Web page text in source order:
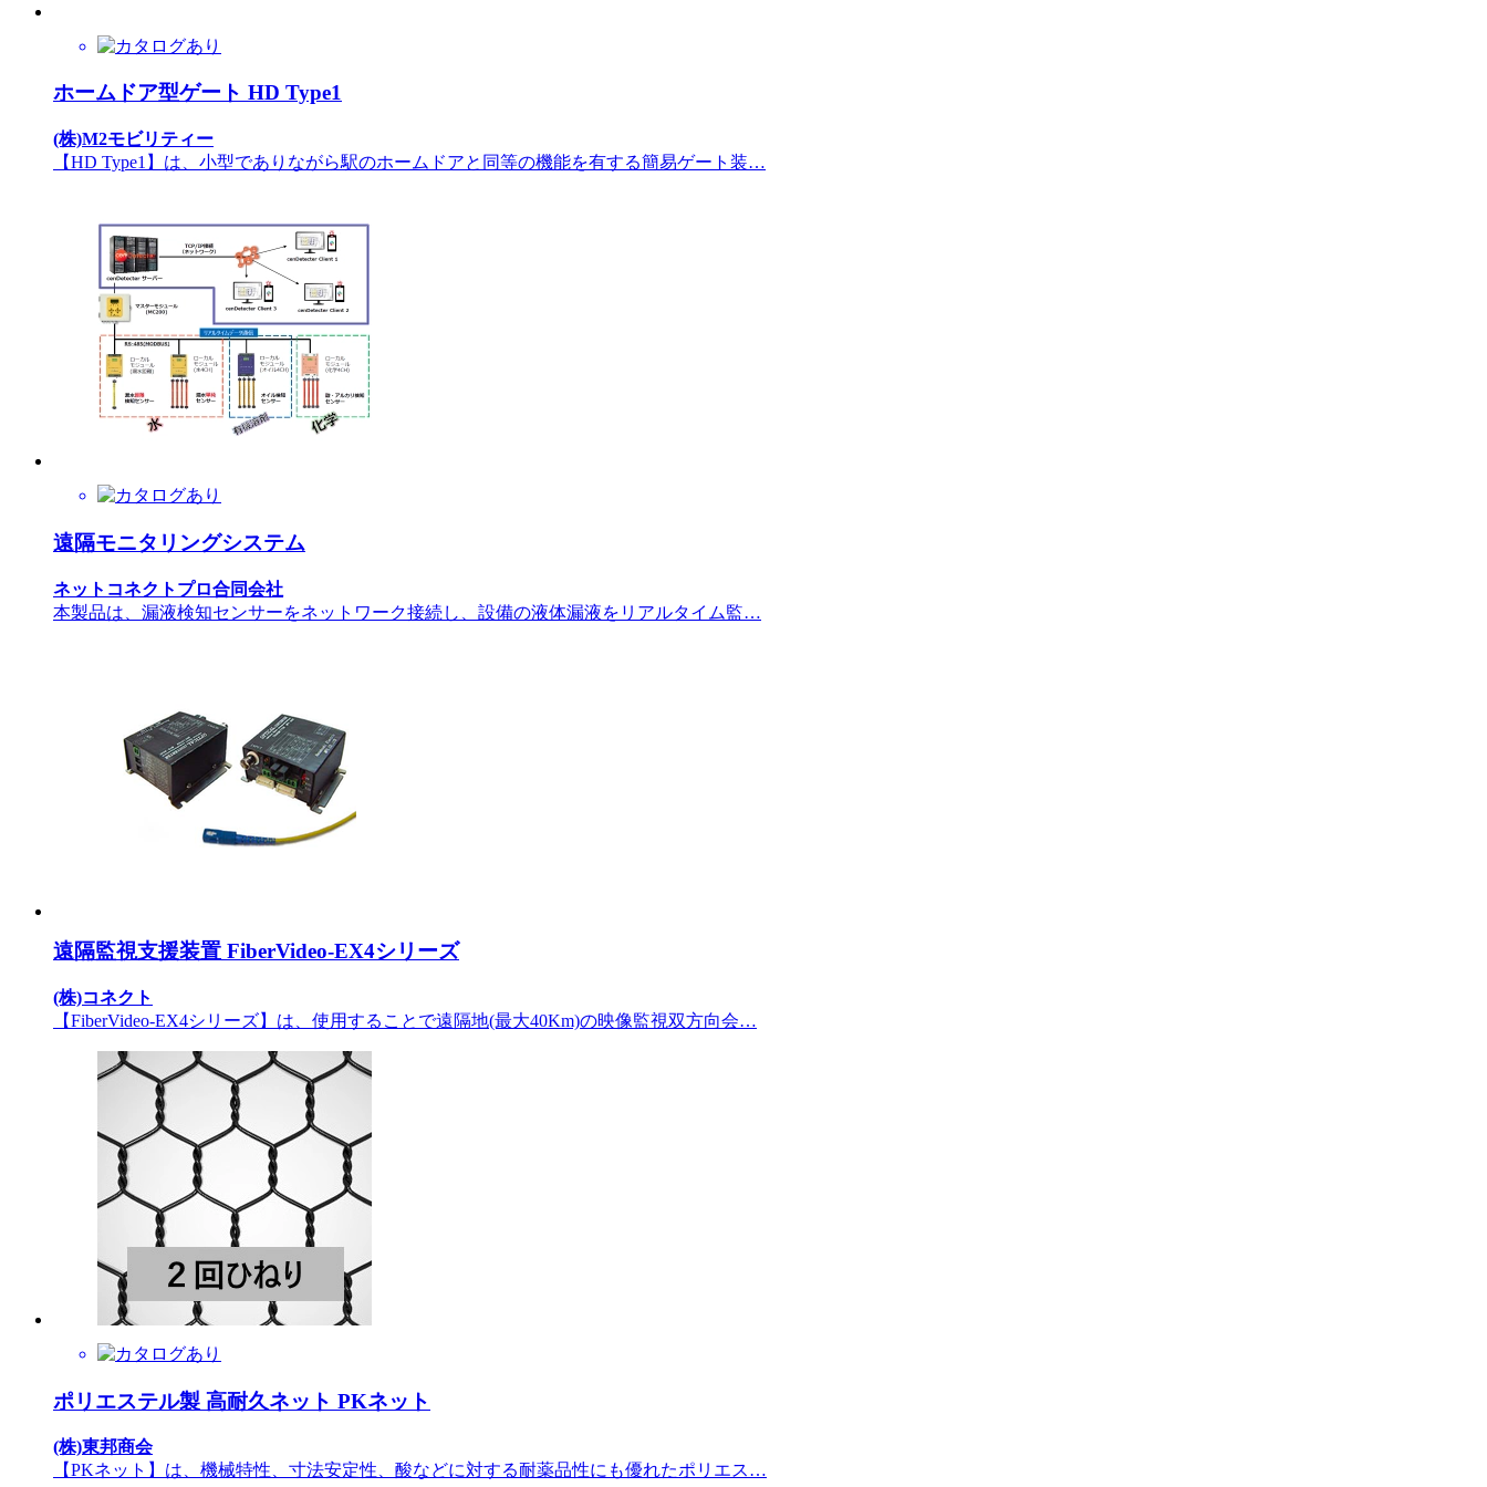
ホームドア型ゲート HD Type1
(株)M2モビリティー
【HD Type1】は、小型でありながら駅のホームドアと同等の機能を有する簡易ゲート装…
遠隔モニタリングシステム
ネットコネクトプロ合同会社
本製品は、漏液検知センサーをネットワーク接続し、設備の液体漏液をリアルタイム監…
遠隔監視支援装置 FiberVideo-EX4シリーズ
(株)コネクト
【FiberVideo-EX4シリーズ】は、使用することで遠隔地(最大40Km)の映像監視双方向会…
ポリエステル製 高耐久ネット PKネット
(株)東邦商会
【PKネット】は、機械特性、寸法安定性、酸などに対する耐薬品性にも優れたポリエス…